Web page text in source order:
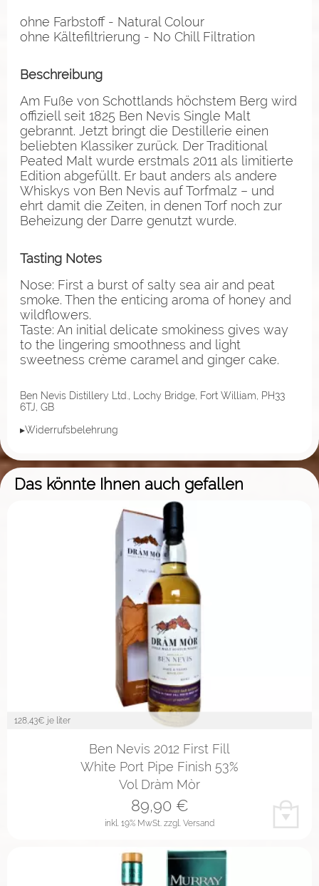
ohne Farbstoff - Natural Colour
ohne Kältefiltrierung - No Chill Filtration
Beschreibung
Am Fuße von Schottlands höchstem Berg wird
offiziell seit 1825 Ben Nevis Single Malt
gebrannt. Jetzt bringt die Destillerie einen
beliebten Klassiker zurück. Der Traditional
Peated Malt wurde erstmals 2011 als limitierte
Edition abgefüllt. Er baut anders als andere
Whiskys von Ben Nevis auf Torfmalz – und
ehrt damit die Zeiten, in denen Torf noch zur
Beheizung der Darre genutzt wurde.
Tasting Notes
Nose: First a burst of salty sea air and peat
smoke. Then the enticing aroma of honey and
wildflowers.
Taste: An initial delicate smokiness gives way
to the lingering smoothness and light
sweetness crème caramel and ginger cake.
Ben Nevis Distillery Ltd., Lochy Bridge, Fort William, PH33
6TJ, GB
▸Widerrufsbelehrung
Das könnte Ihnen auch gefallen
128,43€ je liter
Ben Nevis 2012 First Fill
White Port Pipe Finish 53%
Vol Dràm Mòr
inkl. 19% MwSt. zzgl. Versand
89,90€